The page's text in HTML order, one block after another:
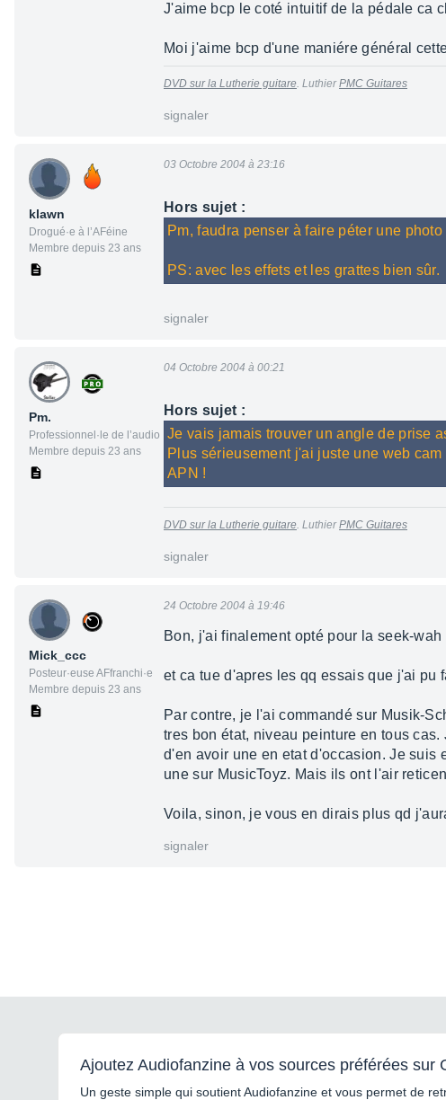
J'aime bcp le coté intuitif de la pédale ca
Moi j'aime bcp d'une maniére général
DVD sur la Lutherie guitare. LuthierPMC Guitares
signaler
klawn
Drogué·e à l’AFéine
Membre depuis 23 ans
03 Octobre 2004 à 23:16
Hors sujet :
Pm, faudra penser à faire péter une
PS: avec les effets et les grattes bien sûr.
signaler
Pm.
Professionnel·le de l’audio
Membre depuis 23 ans
04 Octobre 2004 à 00:21
Hors sujet :
Je vais jamais trouver un angle de prise
Plus sérieusement j'ai juste une web
APN !
DVD sur la Lutherie guitare. LuthierPMC Guitares
signaler
Mick_ccc
Posteur·euse AFfranchi·e
Membre depuis 23 ans
24 Octobre 2004 à 19:46
Bon, j'ai finalement opté pour la seek-
et ca tue d'apres les qq essais que j'ai
Par contre, je l'ai commandé sur Musik-
tres bon état, niveau peinture en tous
d'en avoir une en etat d'occasion. Je suis
une sur MusicToyz. Mais ils ont l'air
Voila, sinon, je vous en dirais plus qd
signaler
Ajoutez Audiofanzine à vos sources préférées sur
Un geste simple qui soutient Audiofanzine et vous permet de